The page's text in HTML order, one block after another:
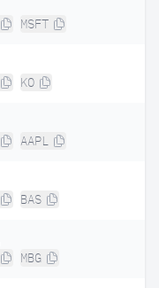
MSFT
KO
AAPL
BAS
MBG